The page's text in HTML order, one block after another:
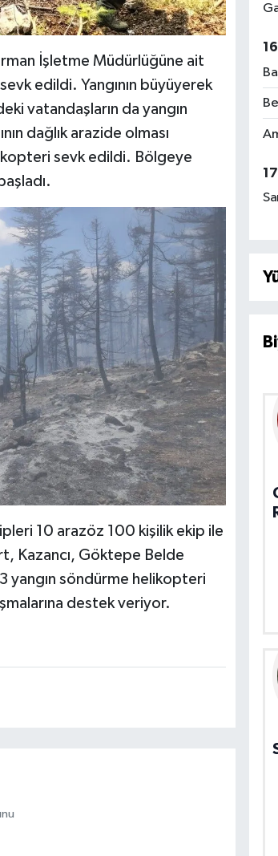
İşletme Müdürlüğüne ait
edildi. Yangının büyüyerek
vatandaşların da yangın
dağlık arazide olması
sevk edildi. Bölgeye
10 arazöz 100 kişilik ekip ile
Kazancı, Göktepe Belde
yangın söndürme helikopteri
destek veriyor.